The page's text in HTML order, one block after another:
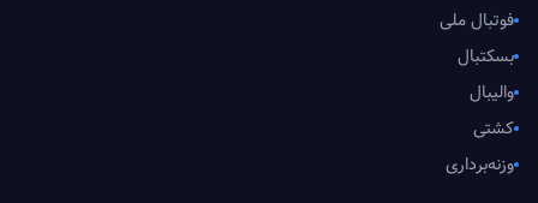
فوتبال ملی
بسکتبال
والیبال
کشتی
وزنه‌برداری